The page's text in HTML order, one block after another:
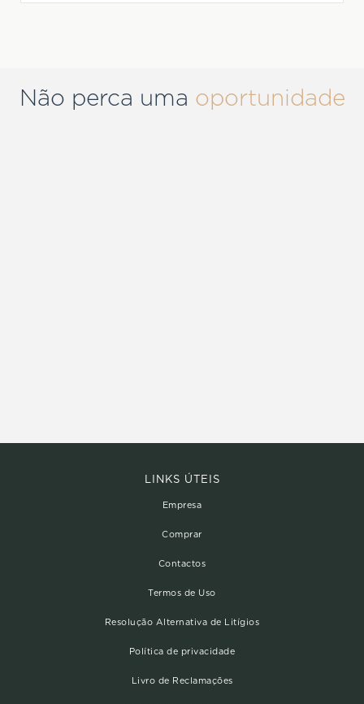
Não perca uma oportunidade
LINKS ÚTEIS
Empresa
Comprar
Contactos
Termos de Uso
Resolução Alternativa de Litígios
Política de privacidade
Livro de Reclamações